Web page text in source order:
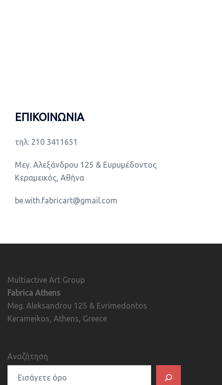
ΕΠΙΚΟΙΝΩΝΙΑ
τηλ: 210 3411651
Μεγ. Αλεξάνδρου 125 & Ευρυμέδοντος
Κεραμεικός, Αθήνα
be.with.fabricart@gmail.com
Multiactive Art Group
Fabrica Athens
Meg. Aleksandrou 125 & Evrimedontos
Kerameikos, Athens, Greece
Αναζήτηση